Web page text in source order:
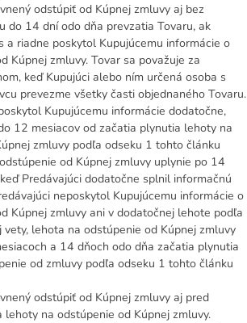
odstúpiť od Kúpnej zmluvy aj bez
do 14 dní odo dňa prevzatia Tovaru, ak
a riadne poskytol Kupujúcemu informácie o
Kúpnej zmluvy. Tovar sa považuje za
keď Kupujúci alebo ním určená osoba s
prevezme všetky časti objednaného Tovaru.
Kupujúcemu informácie dodatočne,
12 mesiacov od začatia plynutia lehoty na
zmluvy podľa odseku 1 tohto článku
od Kúpnej zmluvy uplynie po 14
Predávajúci dodatočne splnil informačnú
neposkytol Kupujúcemu informácie o
Kúpnej zmluvy ani v dodatočnej lehote podľa
vety, lehota na odstúpenie od Kúpnej zmluvy
a 14 dňoch odo dňa začatia plynutia
od zmluvy podľa odseku 1 tohto článku
odstúpiť od Kúpnej zmluvy aj pred
lehoty na odstúpenie od Kúpnej zmluvy.